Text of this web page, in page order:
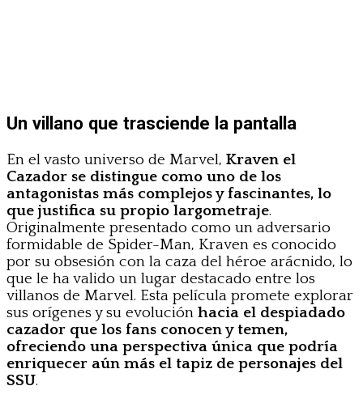
Un villano que trasciende la pantalla
En el vasto universo de Marvel, Kraven el
Cazador se distingue como uno de los
antagonistas más complejos y fascinantes, lo
que justifica su propio largometraje.
Originalmente presentado como un adversario
formidable de Spider-Man, Kraven es conocido
por su obsesión con la caza del héroe arácnido, lo
que le ha valido un lugar destacado entre los
villanos de Marvel. Esta película promete explorar
sus orígenes y su evolución hacia el despiadado
cazador que los fans conocen y temen,
ofreciendo una perspectiva única que podría
enriquecer aún más el tapiz de personajes del
SSU.